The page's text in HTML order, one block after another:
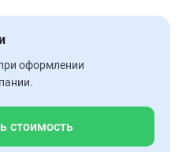
оформлении
стоимость